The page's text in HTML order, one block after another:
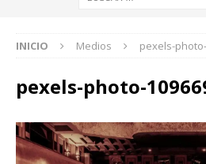
INICIO Medios pexels-
pexels-photo-